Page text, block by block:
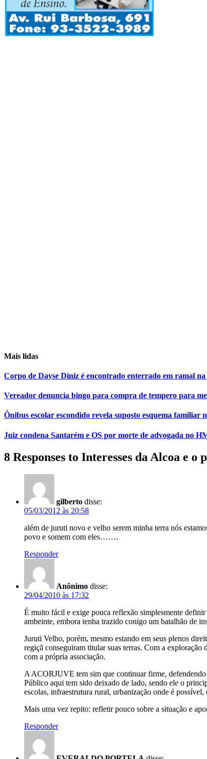
Mais lidas
Corpo de Dayse Diniz é encontrado enterrado em ramal
Vereador denuncia bingo para compra de tempero para
Ônibus escolar escondido revela suposto esquema
Juiz condena Santarém e OS por morte de advogada no
8 Responses to Interesses da Alcoa e o
gilberto disse:
05/03/2012 às 20:58
além de juruti novo e velho serem minha terra nós
povo e somem com eles…….
Responder
Anônimo disse:
29/04/2010 às 17:32
É muito fácil e exige pouca reflexão simplesmente
ambeinte, embora tenha trazido conigo um batalhão de
Juruti Velho, porém, mesmo estando em seus plenos
regiçã conseguiram titular suas terras. Com a exploração
com a própria associação.
A ACORJUVE tem sim que continuar firme, defendendo
Público aqui tem sido deixado de lado, sendo ele o
escolas, infraestrutura rural, urbanização onde é
Mais uma vez repito: refletir pouco sobre a situação e
Responder